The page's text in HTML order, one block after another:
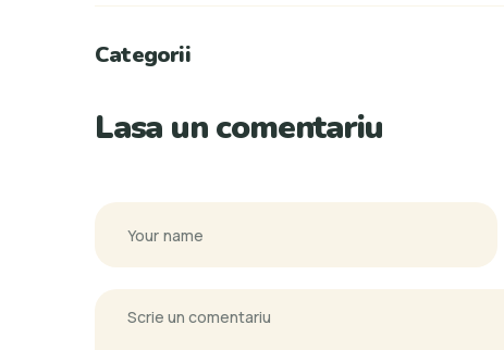
Categorii
Lasa un comentariu